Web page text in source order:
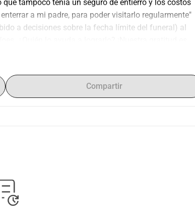
tampoco tenía un seguro de entierro y los costos
a mi padre, para poder visitarlo regularmente"
a decisiones sobre la fecha límite del funeral) al
Compartir